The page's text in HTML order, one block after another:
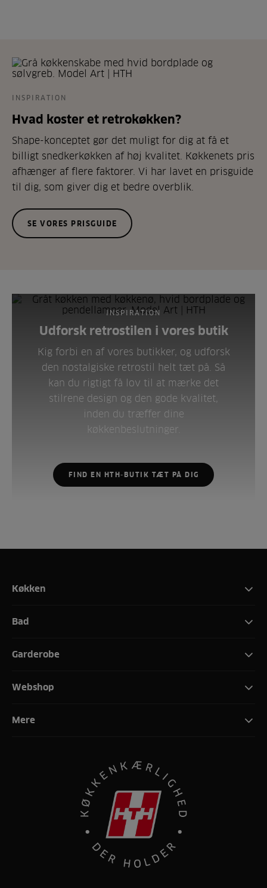
INSPIRATION
Hvad koster et retrokøkken?
Shape-konceptet gør det muligt for dig at få et
billigt snedkerkøkken af høj kvalitet. Køkkenets pris
afhænger af flere faktorer. Vi har lavet en prisguide
til dig, som giver dig et bedre overblik.
SE VORES PRISGUIDE
INSPIRATION
Udforsk retrostilen i vores butik
Kig forbi en af vores butikker, og udforsk
den nostalgiske retrostil helt tæt på. Så
kan du rigtigt få lov til at mærke det
stilrene design og den gode kvalitet,
inden du træffer dine
køkkenbeslutninger.
FIND EN HTH-BUTIK TÆT PÅ DIG
Køkken
Bad
Garderobe
Webshop
Mere